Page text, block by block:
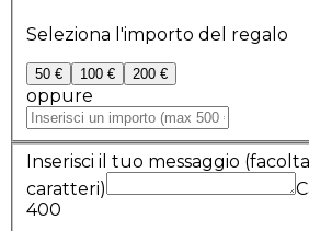
Seleziona l'importo del regalo
50 € 100 € 200 €
oppure
Inserisci il tuo messaggio
caratteri)
400